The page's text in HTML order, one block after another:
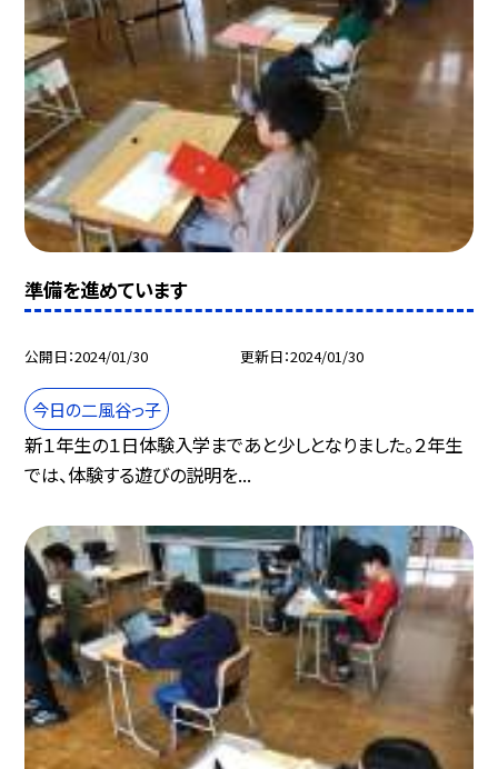
準備を進めています
公開日 2024/01/30 更新日 2024/01/30
今日の二風谷っ子
新１年生の１日体験入学まであと少しとなりました。２年生
では、体験する遊びの説明を...